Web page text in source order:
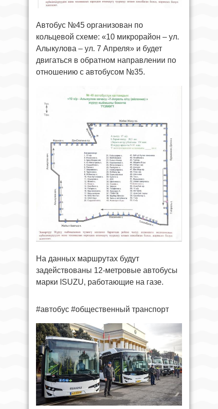
Автобус №45 организован по
кольцевой схеме: «10 микрорайон – ул.
Алыкулова – ул. 7 Апреля» и будет
двигаться в обратном направлении по
отношению с автобусом №35.
На данных маршрутах будут
задействованы 12-метровые автобусы
марки ISUZU, работающие на газе.
#автобус #общественный транспорт